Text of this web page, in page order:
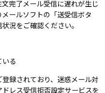
完了メール受信に遅れが生じ
ールソフトの「送受信ボタ
況をご確認ください。
る
録されており、迷惑メール対
レス受信拒否設定サービスを